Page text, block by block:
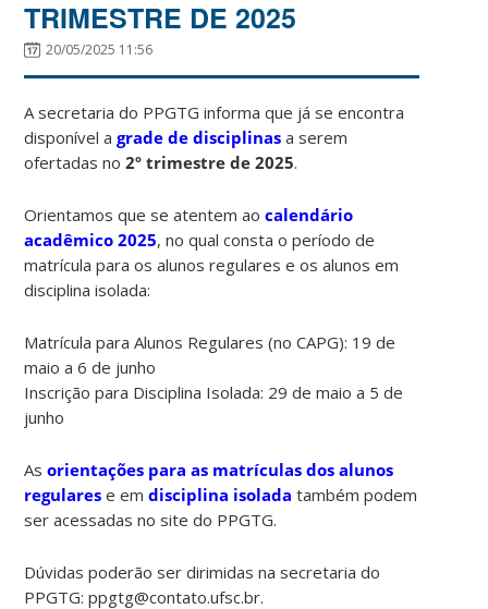
TRIMESTRE DE 2025
20/05/2025 11:56
A secretaria do PPGTG informa que já se encontra
disponível agrade de disciplinas a serem
ofertadas no2º trimestre de 2025.
Orientamos que se atentem aocalendário
acadêmico 2025, no qual consta o período de
matrícula para os alunos regulares e os alunos em
disciplina isolada:
Matrícula para Alunos Regulares (no CAPG): 19 de
maio a 6 de junho
Inscrição para Disciplina Isolada: 29 de maio a 5 de
junho
Asorientações para as matrículas dos alunos
regulares e emdisciplina isolada também podem
ser acessadas no site do PPGTG.
Dúvidas poderão ser dirimidas na secretaria do
PPGTG: ppgtg@contato.ufsc.br.